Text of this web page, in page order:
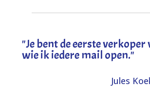
"Je bent de eerste verkoper
wie ik iedere mail open."
Jules